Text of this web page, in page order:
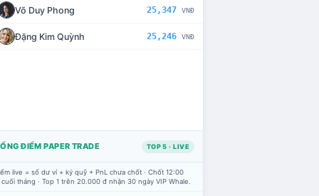
Võ Duy Phong 25,347 VNĐ
Đặng Kim Quỳnh 25,246 VNĐ
ĐIỂM PAPER TRADE TOP 5 · LIVE
live = số dư ví + ký quỹ + PnL chưa chốt · Chốt 12:00
tháng · Top 1 trên 20.000 đ nhận 30 ngày VIP Whale.